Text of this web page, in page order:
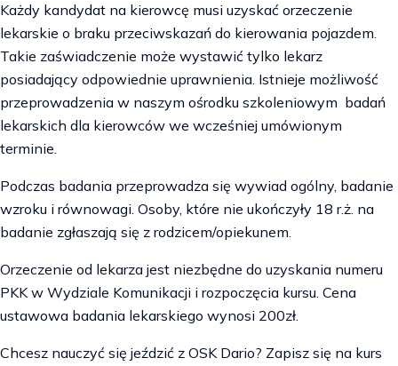
Każdy kandydat na kierowcę musi uzyskać orzeczenie
lekarskie o braku przeciwskazań do kierowania pojazdem.
Takie zaświadczenie może wystawić tylko lekarz
posiadający odpowiednie uprawnienia. Istnieje możliwość
przeprowadzenia w naszym ośrodku szkoleniowym badań
lekarskich dla kierowców we wcześniej umówionym
terminie.
Podczas badania przeprowadza się wywiad ogólny, badanie
wzroku i równowagi. Osoby, które nie ukończyły 18 r.ż. na
badanie zgłaszają się z rodzicem/opiekunem.
Orzeczenie od lekarza jest niezbędne do uzyskania numeru
PKK w Wydziale Komunikacji i rozpoczęcia kursu. Cena
ustawowa badania lekarskiego wynosi 200zł.
Chcesz nauczyć się jeździć z OSK Dario? Zapisz się na kurs